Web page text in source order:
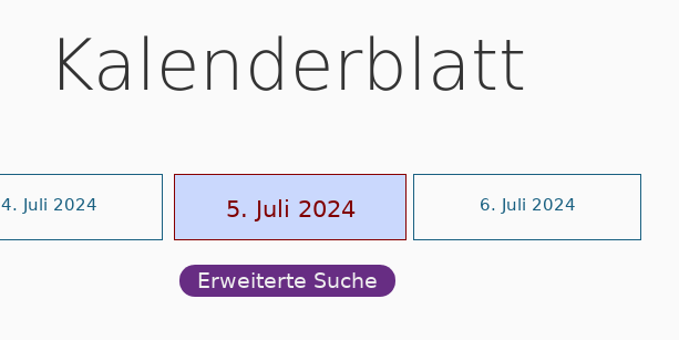
Kalenderblatt
4. Juli 2024 5. Juli 2024 6. Juli 2024
Erweiterte Suche